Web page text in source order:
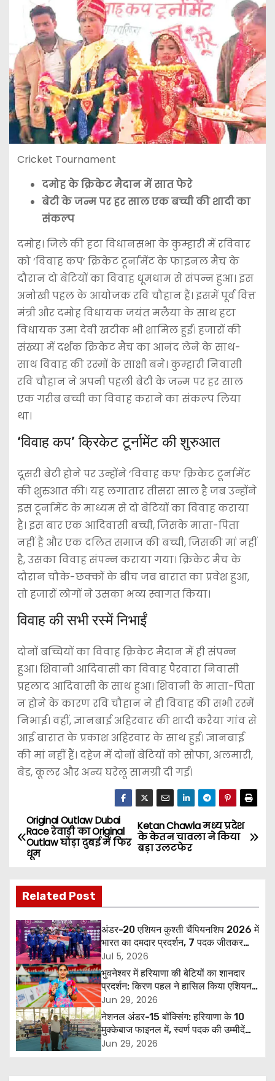
Cricket Tournament
दमोह के क्रिकेट मैदान में सात फेरे
बेटी के जन्म पर हर साल एक बच्ची की शादी का
संकल्प
दमोह। जिले की हटा विधानसभा के कुम्हारी में रविवार
को ‘विवाह कप’ क्रिकेट टूर्नामेंट के फाइनल मैच के
दौरान दो बेटियों का विवाह धूमधाम से संपन्न हुआ। इस
अनोखी पहल के आयोजक रवि चौहान हैं। इसमें पूर्व वित्त
मंत्री और दमोह विधायक जयंत मलैया के साथ हटा
विधायक उमा देवी खटीक भी शामिल हुईं। हजारों की
संख्या में दर्शक क्रिकेट मैच का आनंद लेने के साथ-
साथ विवाह की रस्मों के साक्षी बने। कुम्हारी निवासी
रवि चौहान ने अपनी पहली बेटी के जन्म पर हर साल
एक गरीब बच्ची का विवाह कराने का संकल्प लिया
था।
‘विवाह कप’ क्रिकेट टूर्नामेंट की शुरुआत
दूसरी बेटी होने पर उन्होंने ‘विवाह कप’ क्रिकेट टूर्नामेंट
की शुरुआत की। यह लगातार तीसरा साल है जब उन्होंने
इस टूर्नामेंट के माध्यम से दो बेटियों का विवाह कराया
है। इस बार एक आदिवासी बच्ची, जिसके माता-पिता
नहीं हैं और एक दलित समाज की बच्ची, जिसकी मां नहीं
है, उसका विवाह संपन्न कराया गया। क्रिकेट मैच के
दौरान चौके-छक्कों के बीच जब बारात का प्रवेश हुआ,
तो हजारों लोगों ने उसका भव्य स्वागत किया।
विवाह की सभी रस्में निभाईं
दोनों बच्चियों का विवाह क्रिकेट मैदान में ही संपन्न
हुआ। शिवानी आदिवासी का विवाह पैरवारा निवासी
प्रहलाद आदिवासी के साथ हुआ। शिवानी के माता-पिता
न होने के कारण रवि चौहान ने ही विवाह की सभी रस्में
निभाईं। वहीं, ज्ञानबाई अहिरवार की शादी करैया गांव से
आई बारात के प्रकाश अहिरवार के साथ हुई। ज्ञानबाई
की मां नहीं हैं। दहेज में दोनों बेटियों को सोफा, अलमारी,
बेड, कूलर और अन्य घरेलू सामग्री दी गई।
P
o
t
n
a
v
i
g
Ketan Chawla मध्य प्रदेश
के केतन चावला ने किया
बड़ा उलटफेर
Original Outlaw Dubai
Race रेवाड़ी का Original
Outlaw घोड़ा दुबई में फिर
धूम
Related Post
अंडर-20 एशियन कुश्ती चैंपियनशिप 2026 में
भारत का दमदार प्रदर्शन, 7 पदक जीतकर
ओवरऑल टीम ट्रॉफी में तीसरा स्थान
Jul 5, 2026
भुवनेश्वर में हरियाणा की बेटियों का शानदार
प्रदर्शन: किरण पहल ने हासिल किया एशियन
गेम्स क्वालिफाइंग स्टैंडर्ड, पूजा ने जीता कांस्य
पदक
Jun 29, 2026
नेशनल अंडर-15 बॉक्सिंग: हरियाणा के 10
मुक्केबाज फाइनल में, स्वर्ण पदक की उम्मीदें
बढ़ीं
Jun 29, 2026